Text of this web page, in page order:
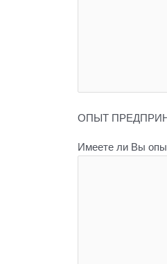
ОПЫТ
Имеете ли Вы